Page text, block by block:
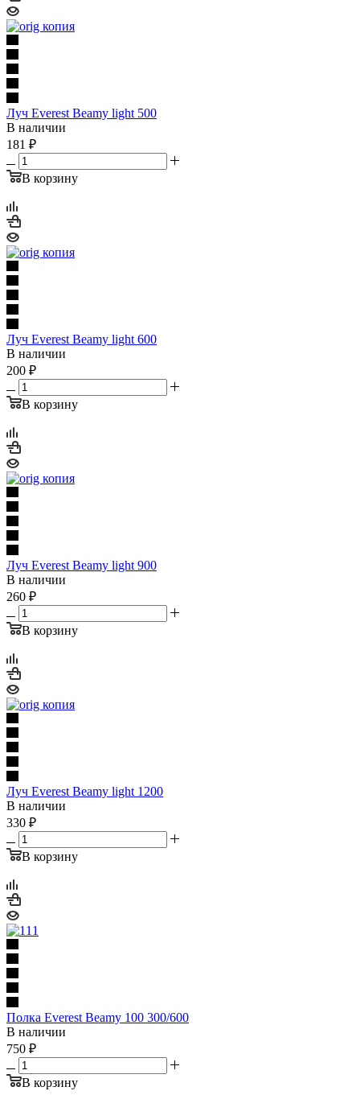
Луч Everest Beamy light 500
В наличии
181 ₽
В корзину
Луч Everest Beamy light 600
В наличии
200 ₽
В корзину
Луч Everest Beamy light 900
В наличии
260 ₽
В корзину
Луч Everest Beamy light 1200
В наличии
330 ₽
В корзину
Полка Everest Beamy 100 300/600
В наличии
750 ₽
В корзину